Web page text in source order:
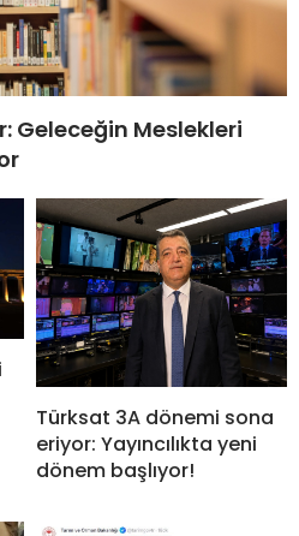
Geleceğin Meslekleri
Türksat 3A dönemi sona
eriyor: Yayıncılıkta yeni
dönem başlıyor!